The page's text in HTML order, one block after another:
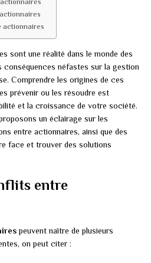
actionnaires
sont une réalité dans le monde des
conséquences néfastes sur la gestion
Comprendre les origines de ces
prévenir ou les résoudre est
et la croissance de votre société.
un éclairage sur les
entre actionnaires, ainsi que des
face et trouver des solutions
entre
peuvent naître de plusieurs
on peut citer :